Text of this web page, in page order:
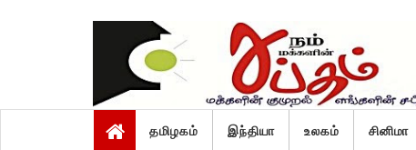
தமிழகம் இந்தியா உலகம் சினிமா